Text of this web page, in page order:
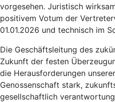
vorgesehen. Juristisch
positivem Votum der
01.01.2026 und technisch im
Die Geschäftsleitung des
Zukunft der festen
die Herausforderungen
Genossenschaft stark,
gesellschaftlich